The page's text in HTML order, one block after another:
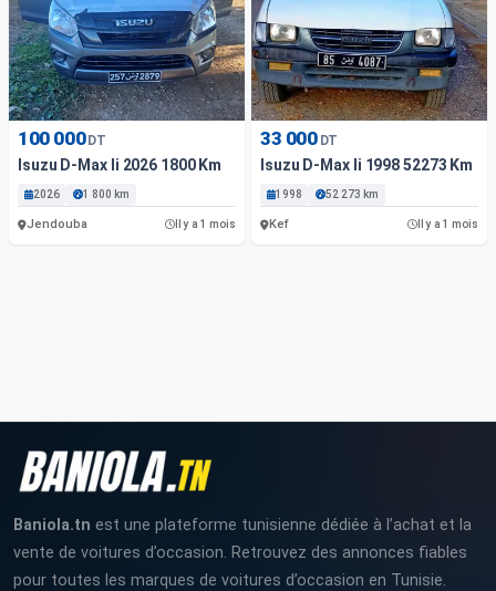
100 000 DT
Isuzu D-Max Ii 2026 1800 Km
2026 1 800 km
Jendouba Il y a 1 mois
33 000 DT
Isuzu D-Max Ii 1998 52273 Km
1998 52 273 km
Kef Il y a 1 mois
Baniola.tn est une plateforme tunisienne dédiée à l’achat et la
vente de voitures d’occasion. Retrouvez des annonces fiables
pour toutes les marques de voitures d’occasion en Tunisie.